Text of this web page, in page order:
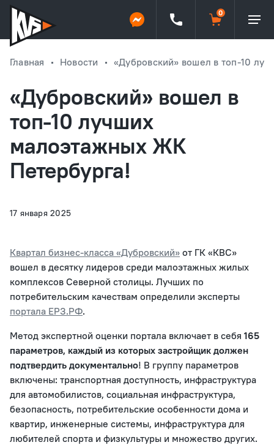
Главная Новости «Дубровский» вошел в топ-10
«Дубровский» вошел в
топ-10 лучших
малоэтажных ЖК
Петербурга!
17 января 2025
Квартал бизнес-класса «Дубровский» от ГК «КВС»
вошел в десятку лидеров среди малоэтажных жилых
комплексов Северной столицы. Лучших по
потребительским качествам определили эксперты
портала ЕРЗ.РФ.
Метод экспертной оценки портала включает в себя 165
параметров, каждый из которых застройщик должен
подтвердить документально! В группу параметров
включены: транспортная доступность, инфраструктура
для автомобилистов, социальная инфраструктура,
безопасность, потребительские особенности дома и
квартир, инженерные системы, инфраструктура для
любителей спорта и физкультуры и множество других.